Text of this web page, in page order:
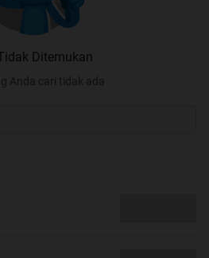
Ditemukan
Anda cari tidak ada